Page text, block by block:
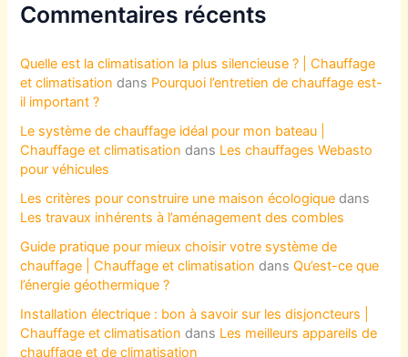
Commentaires récents
Quelle est la climatisation la plus silencieuse ? | Chauffage
et climatisation dans Pourquoi l’entretien de chauffage est-
il important ?
Le système de chauffage idéal pour mon bateau |
Chauffage et climatisation dans Les chauffages Webasto
pour véhicules
Les critères pour construire une maison écologique dans
Les travaux inhérents à l’aménagement des combles
Guide pratique pour mieux choisir votre système de
chauffage | Chauffage et climatisation dansQu’est-ce que
l’énergie géothermique ?
Installation électrique : bon à savoir sur les disjoncteurs |
Chauffage et climatisation dans Les meilleurs appareils de
chauffage et de climatisation